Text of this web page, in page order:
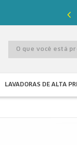
O que você está
LAVADORAS DE ALTA